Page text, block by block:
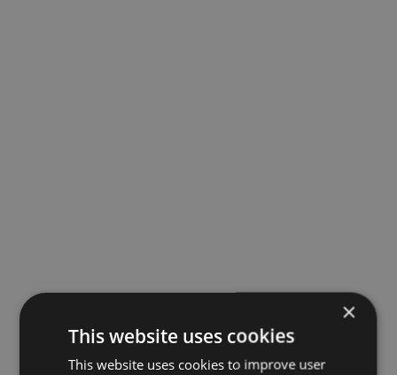
×
This website uses cookies
This website uses cookies to improve user